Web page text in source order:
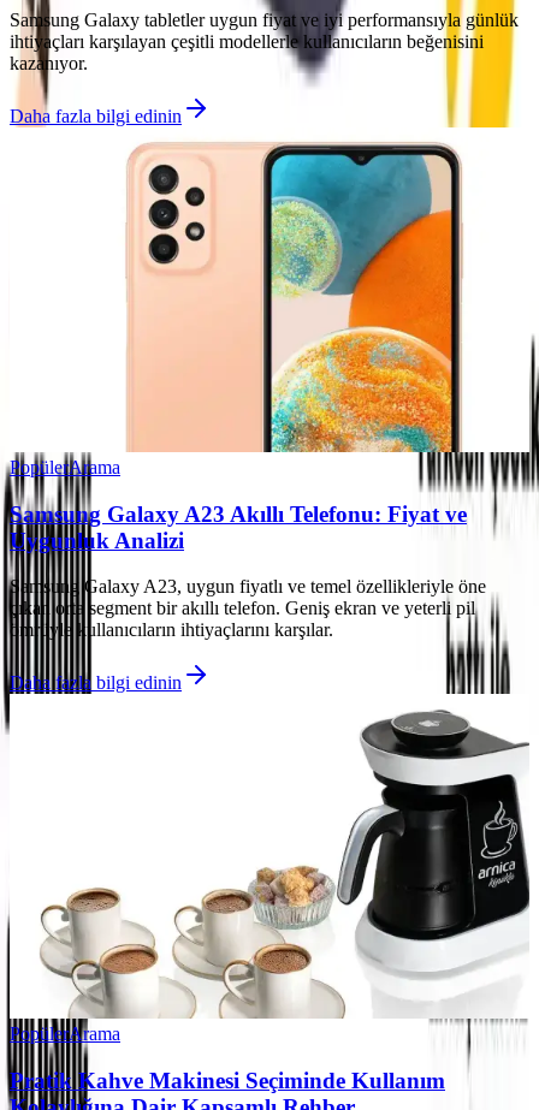
Samsung Galaxy tabletler uygun fiyat ve iyi performansıyla günlük
ihtiyaçları karşılayan çeşitli modellerle kullanıcıların beğenisini
kazanıyor.
Daha fazla bilgi edinin
PopülerArama
Samsung Galaxy A23 Akıllı Telefonu: Fiyat ve
Uygunluk Analizi
Samsung Galaxy A23, uygun fiyatlı ve temel özellikleriyle öne
çıkan orta segment bir akıllı telefon. Geniş ekran ve yeterli pil
ömrüyle kullanıcıların ihtiyaçlarını karşılar.
Daha fazla bilgi edinin
PopülerArama
Pratik Kahve Makinesi Seçiminde Kullanım